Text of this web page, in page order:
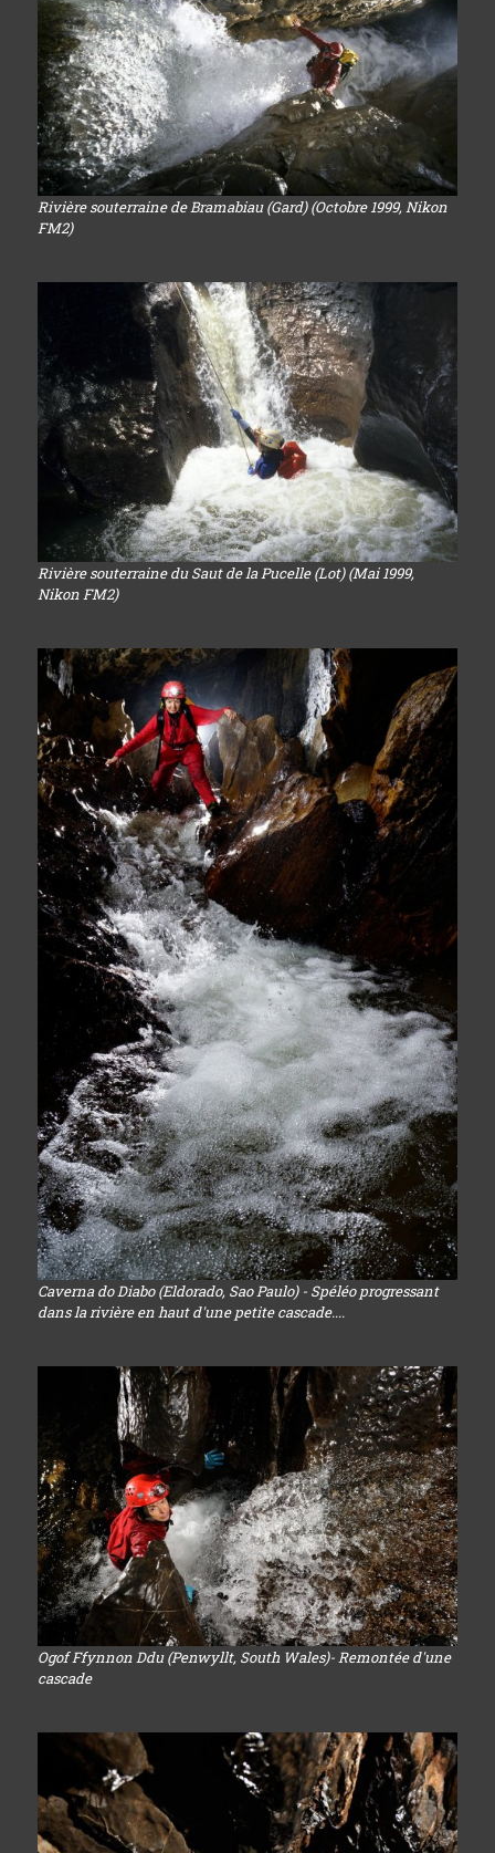
Rivière souterraine de Bramabiau (Gard) (Octobre 1999, Nikon
FM2)
Rivière souterraine du Saut de la Pucelle (Lot) (Mai 1999,
Nikon FM2)
Caverna do Diabo (Eldorado, Sao Paulo) - Spéléo progressant
dans la rivière en haut d'une petite cascade....
Ogof Ffynnon Ddu (Penwyllt, South Wales)- Remontée d'une
cascade